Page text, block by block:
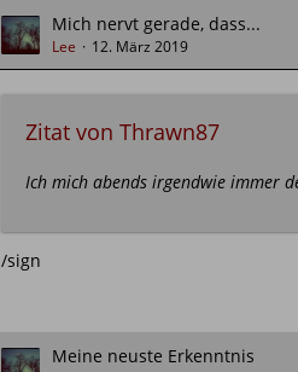
Mich nervt gerade, dass...
Lee 12. März 2019
Zitat von Thrawn87
Ich mich abends irgendwie immer
/sign
Meine neuste Erkenntnis